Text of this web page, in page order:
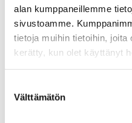
alan kumppaneillemme
sivustoamme.
tietoja muihin tietoihin, joita
kerätty, kun olet käyttänyt
valinta
Välttämätön
2023
2022
2021
2020